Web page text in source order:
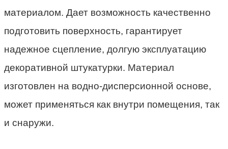
материалом. Дает возможность качественно
подготовить поверхность, гарантирует
надежное сцепление, долгую эксплуатацию
декоративной штукатурки. Материал
изготовлен на водно-дисперсионной основе,
может применяться как внутри помещения, так
и снаружи.